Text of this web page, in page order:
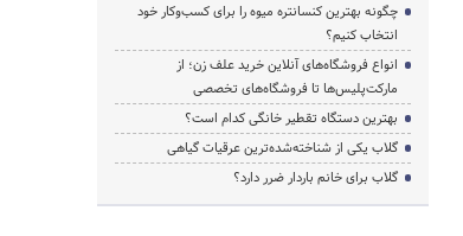
چگونه بهترین کنسانتره میوه را برای کسب‌وکار خود
انتخاب کنیم؟
انواع فروشگاه‌های آنلاین خرید علف زن؛ از
مارکت‌پلیس‌ها تا فروشگاه‌های تخصصی
بهترین دستگاه تقطیر خانگی کدام است؟
گلاب یکی از شناخته‌شده‌ترین عرقیات گیاهی
گلاب برای خانم باردار ضرر دارد؟